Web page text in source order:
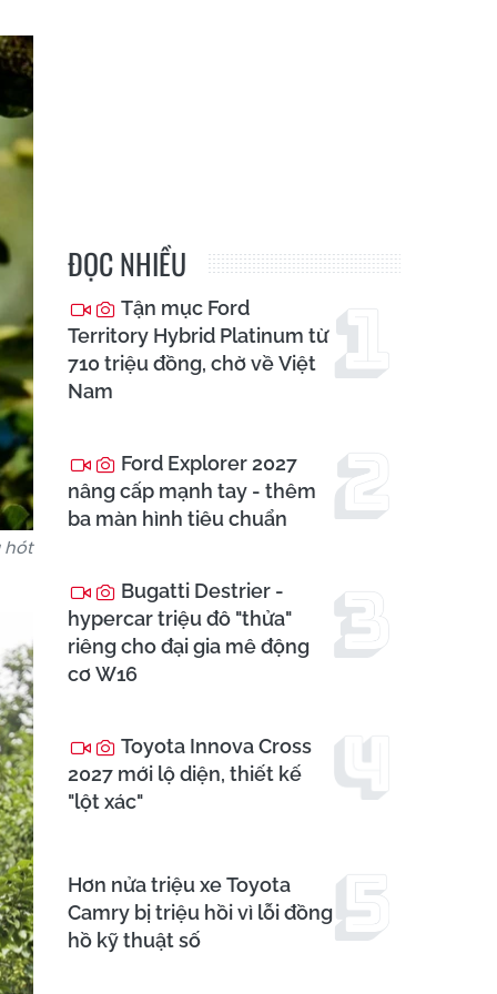
hót
ĐỌC NHIỀU
Tận mục Ford
Territory Hybrid Platinum từ
710 triệu đồng, chờ về Việt
Nam
Ford Explorer 2027
nâng cấp mạnh tay - thêm
ba màn hình tiêu chuẩn
Bugatti Destrier -
hypercar triệu đô "thửa"
riêng cho đại gia mê động
cơ W16
Toyota Innova Cross
2027 mới lộ diện, thiết kế
"lột xác"
Hơn nửa triệu xe Toyota
Camry bị triệu hồi vì lỗi đồng
hồ kỹ thuật số